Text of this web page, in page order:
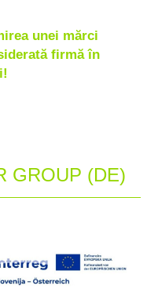
unei mărci
firmă în
GROUP (DE)